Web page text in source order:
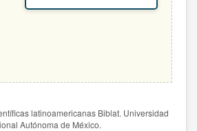
latinoamericanas Biblat. Universidad
Autónoma de México.